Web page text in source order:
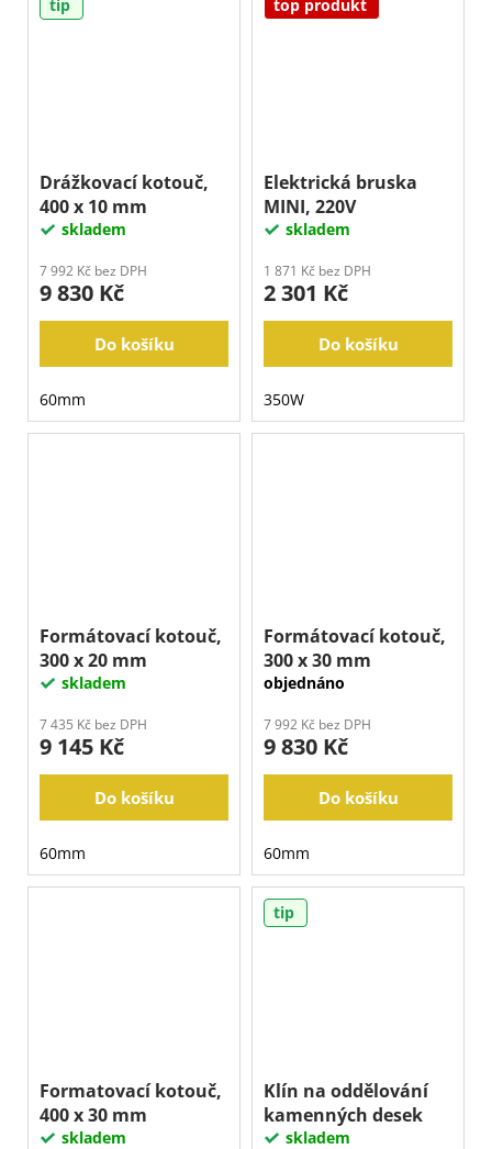
tip
Drážkovací kotouč,
400 x 10 mm
skladem
7 992 Kč bez DPH
9 830 Kč
Do košíku
60mm
top produkt
Elektrická bruska
MINI, 220V
skladem
1 871 Kč bez DPH
2 301 Kč
Do košíku
350W
Formátovací kotouč,
300 x 20 mm
skladem
7 435 Kč bez DPH
9 145 Kč
Do košíku
60mm
Formátovací kotouč,
300 x 30 mm
objednáno
7 992 Kč bez DPH
9 830 Kč
Do košíku
60mm
Formatovací kotouč,
400 x 30 mm
skladem
tip
Klín na oddělování
kamenných desek
skladem